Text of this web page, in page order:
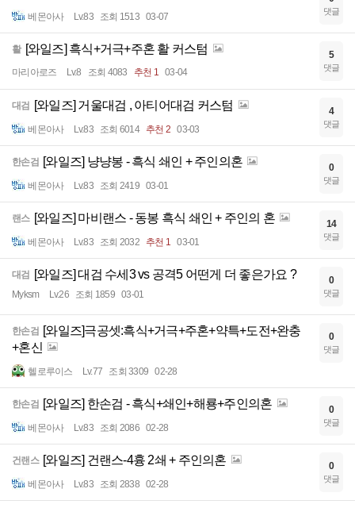
베몬아사 Lv.83 조회 1513 03-07 댓글
활 [와일즈] 흑식+거극+주혼 활 커스텀
마리아로즈 Lv.8 조회 4083 추천 1 03-04
5
댓글
대검 [와일즈] 거울대검 , 아티어대검 커스텀
베몬아사 Lv.83 조회 6014 추천 2 03-03
4
댓글
한손검 [와일즈] 냥냥봉 - 흑식 쇄인 + 주인의혼
베몬아사 Lv.83 조회 2419 03-01
0
댓글
랜스 [와일즈] 마비랜스 - 동봉 흑식 쇄인 + 주인의 혼
베몬아사 Lv.83 조회 2032 추천 1 03-01
14
댓글
대검 [와일즈] 대검 수세3 vs 공격5 어떤게 더 좋은가요 ?
Myksm Lv.26 조회 1859 03-01
0
댓글
한손검 [와일즈]극공셋:흑식+거극+주혼+약특+도전+완충
+혼신
헬로루이스 Lv.77 조회 3309 02-28
0
댓글
한손검 [와일즈] 한손검 - 흑식+쇄인+해룡+주인의혼
베몬아사 Lv.83 조회 2086 02-28
0
댓글
건랜스 [와일즈] 건랜스-4흉 2쇄 + 주인의혼
베몬아사 Lv.83 조회 2838 02-28
0
댓글